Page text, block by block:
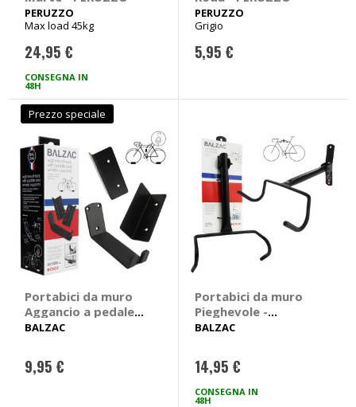
PERUZZO
Max load 45kg
24,95 €
CONSEGNA IN
48H
PERUZZO
Grigio
5,95 €
Prezzo speciale
Portabici da muro
Aggancio a pedale -
BALZAC
BALZAC
9,95 €
Portabici da muro
Pieghevole -
BALZAC
BALZAC
14,95 €
CONSEGNA IN
48H